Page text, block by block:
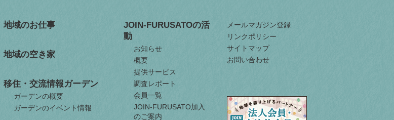
地域のお仕事
地域の空き家
移住・交流情報ガーデン
ガーデンの概要
ガーデンのイベント情報
JOIN-FURUSATOの活
動
お知らせ
概要
提供サービス
調査レポート
会員一覧
JOIN-FURUSATO加入
のご案内
メールマガジン登録
リンクポリシー
サイトマップ
お問い合わせ